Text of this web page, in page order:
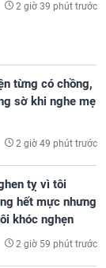
2 giờ 39 phút trước
từng có chồng,
sờ khi nghe mẹ
2 giờ 49 phút trước
tỵ vì tôi
hết mực nhưng
khóc nghẹn
2 giờ 59 phút trước